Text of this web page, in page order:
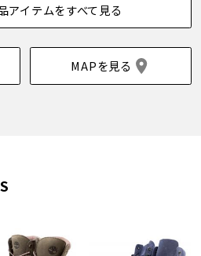
アイテムをすべて見る
MAPを見る